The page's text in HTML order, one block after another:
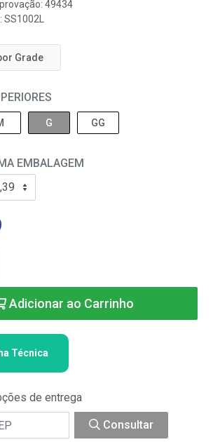
49434
Grade
G GG
EMBALAGEM
Adicionar ao Carrinho
Técnica
de entrega
Consultar